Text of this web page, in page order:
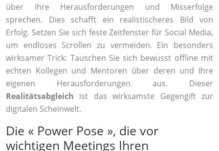
über ihre Herausforderungen und Misserfolge
sprechen. Dies schafft ein realistischeres Bild von
Erfolg. Setzen Sie sich feste Zeitfenster für Social Media,
um endloses Scrollen zu vermeiden. Ein besonders
wirksamer Trick: Tauschen Sie sich bewusst offline mit
echten Kollegen und Mentoren über deren und Ihre
eigenen Herausforderungen aus. Dieser
Realitätsabgleich ist das wirksamste Gegengift zur
digitalen Scheinwelt.
Die « Power Pose », die vor
wichtigen Meetings Ihren